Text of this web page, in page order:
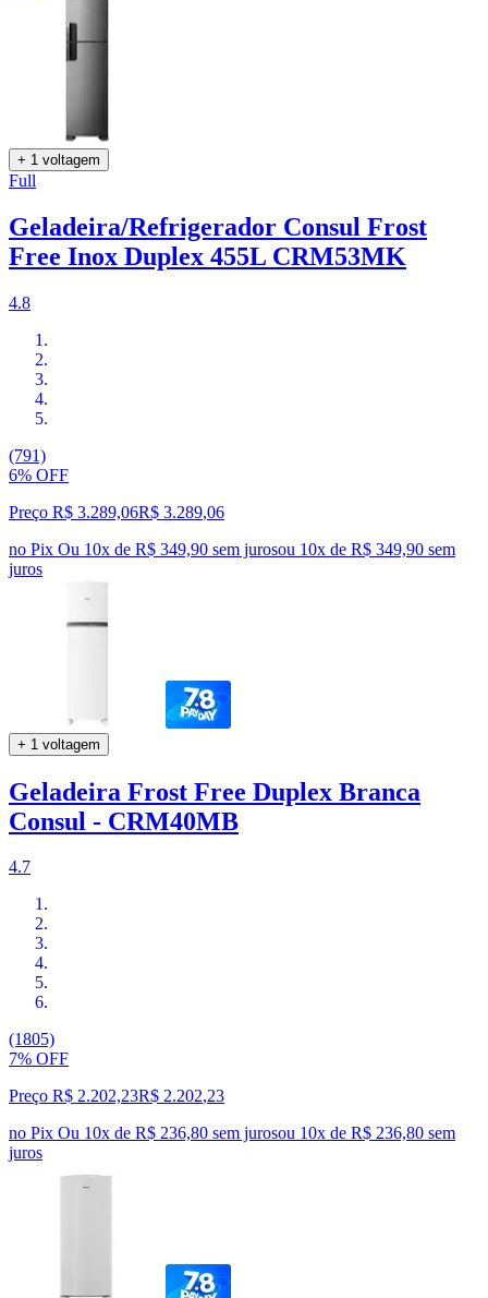
+ 1 voltagem
Full
Geladeira/Refrigerador Consul Frost
Free Inox Duplex 455L CRM53MK
4.8
(791)
6% OFF
Preço R$ 3.289,06R$ 3.289,06
no Pix Ou 10x de R$ 349,90 sem jurosou 10x de R$ 349,90 sem
juros
+ 1 voltagem
Geladeira Frost Free Duplex Branca
Consul - CRM40MB
4.7
(1805)
7% OFF
Preço R$ 2.202,23R$ 2.202,23
no Pix Ou 10x de R$ 236,80 sem jurosou 10x de R$ 236,80 sem
juros